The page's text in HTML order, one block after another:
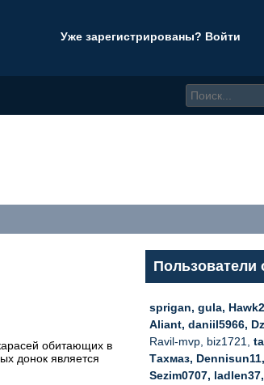
Уже зарегистрированы? Войти
обитающих в
донок является
Пользователи
sprigan, gula,
Aliant, daniil5966,
Ravil-mvp, biz1721,
Тахмаз, Dennisun11,
Sezim0707, ladlen37,